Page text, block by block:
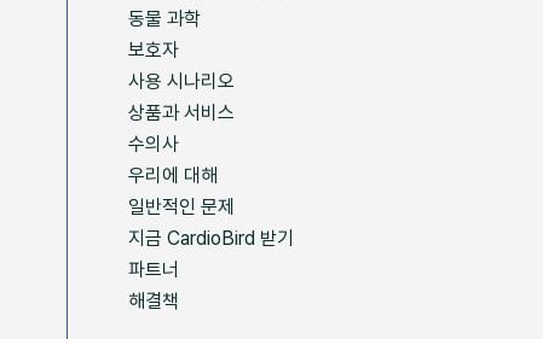
동물 과학
보호자
사용 시나리오
상품과 서비스
수의사
우리에 대해
일반적인 문제
지금 CardioBird 받기
파트너
해결책